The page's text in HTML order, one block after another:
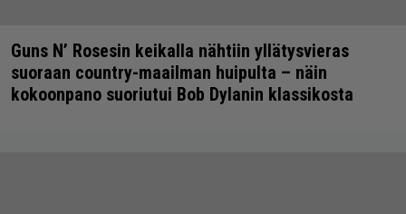
Guns N’ Rosesin keikalla nähtiin yllätysvieras
suoraan country-maailman huipulta – näin
kokoonpano suoriutui Bob Dylanin klassikosta